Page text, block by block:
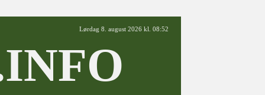
Lørdag 8. august 2026 kl. 08:52